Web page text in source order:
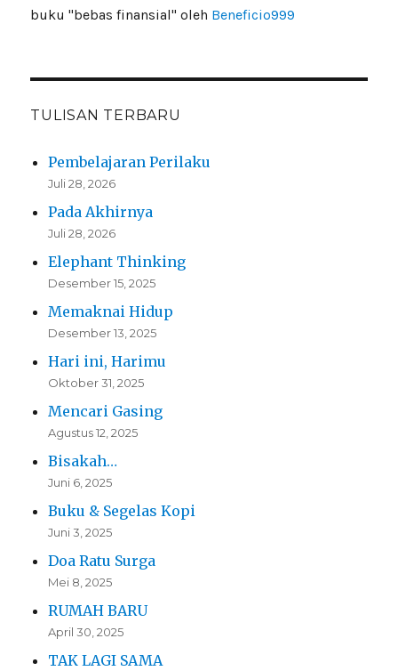
buku "bebas finansial" oleh Beneficio999
TULISAN TERBARU
Pembelajaran Perilaku
Juli 28, 2026
Pada Akhirnya
Juli 28, 2026
Elephant Thinking
Desember 15, 2025
Memaknai Hidup
Desember 13, 2025
Hari ini, Harimu
Oktober 31, 2025
Mencari Gasing
Agustus 12, 2025
Bisakah…
Juni 6, 2025
Buku & Segelas Kopi
Juni 3, 2025
Doa Ratu Surga
Mei 8, 2025
RUMAH BARU
April 30, 2025
TAK LAGI SAMA